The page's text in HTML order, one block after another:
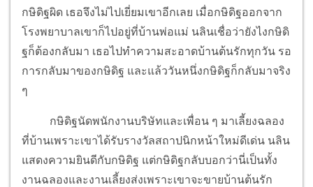
กษิดิฐผิด เธอจึงไม่ไปเยี่ยมเขาอีกเลย เมื่อกษิดิฐออกจาก
โรงพยาบาลเขาก็ไปอยู่ที่บ้านพ่อแม่ นลินเชื่อว่ายังไงกษิดิ
ฐก็ต้องกลับมา เธอไปทำความสะอาดบ้านต้นรักทุกวัน รอ
การกลับมาของกษิดิฐ และแล้ววันหนึ่งกษิดิฐก็กลับมาจริง
ๆ
กษิดิฐนัดพนักงานบริษัทและเพื่อน ๆ มาเลี้ยงฉลอง
ที่บ้านเพราะเขาได้รับรางวัลสถาปนิกหน้าใหม่ดีเด่น นลิน
แสดงความยินดีกับกษิดิฐ แต่กษิดิฐกลับบอกว่านี่เป็นทั้ง
งานฉลองและงานเลี้ยงส่งเพราะเขาจะขายบ้านต้นรัก